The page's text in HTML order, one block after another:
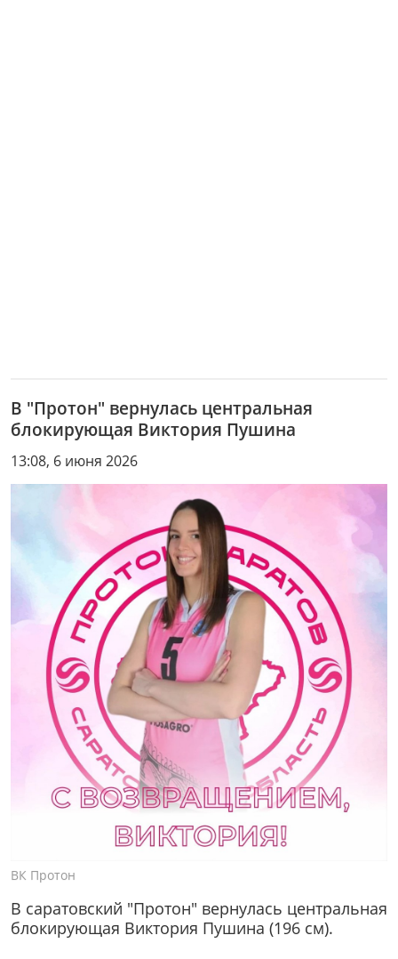
В "Протон" вернулась центральная
блокирующая Виктория Пушина
13:08, 6 июня 2026
ВК Протон
В саратовский "Протон" вернулась центральная
блокирующая Виктория Пушина (196 см).